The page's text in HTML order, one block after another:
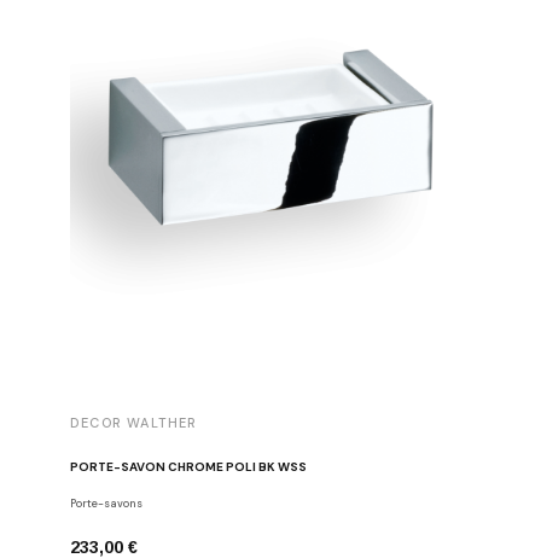
DECOR WALTHER
PORTE-SAVON CHROME POLI BK WSS
Porte-savons
233,00 €